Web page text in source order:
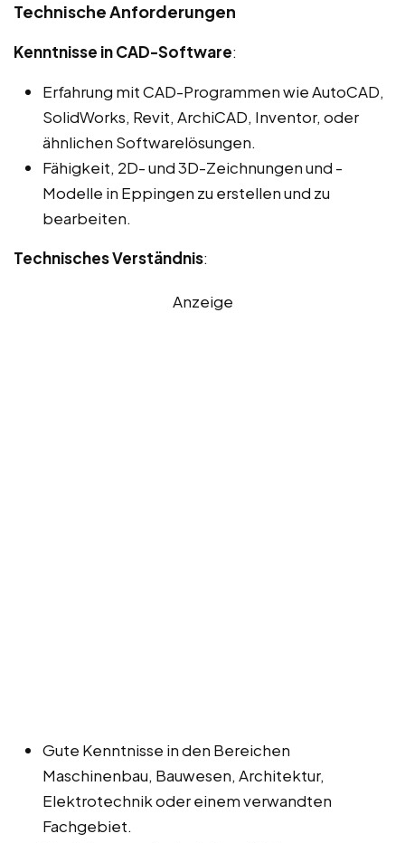
Technische Anforderungen
Kenntnisse in CAD-Software:
Erfahrung mit CAD-Programmen wie AutoCAD,
SolidWorks, Revit, ArchiCAD, Inventor, oder
ähnlichen Softwarelösungen.
Fähigkeit, 2D- und 3D-Zeichnungen und -
Modelle in Eppingen zu erstellen und zu
bearbeiten.
Technisches Verständnis:
Anzeige
Gute Kenntnisse in den Bereichen
Maschinenbau, Bauwesen, Architektur,
Elektrotechnik oder einem verwandten
Fachgebiet.